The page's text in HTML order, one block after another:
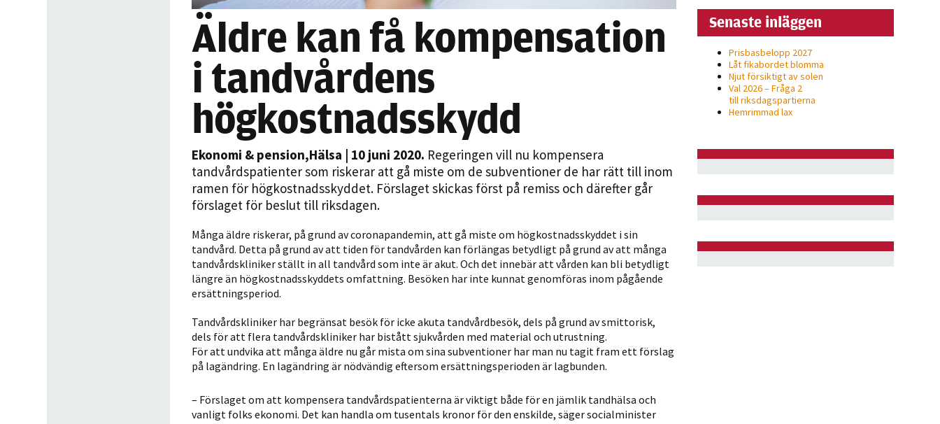
Äldre kan få kompensation
i tandvårdens
högkostnadsskydd
Ekonomi & pension,Hälsa | 10 juni 2020. Regeringen vill nu kompensera
tandvårdspatienter som riskerar att gå miste om de subventioner de har rätt till inom
ramen för högkostnadsskyddet. Förslaget skickas först på remiss och därefter går
förslaget för beslut till riksdagen.
Många äldre riskerar, på grund av coronapandemin, att gå miste om högkostnadsskyddet i sin
tandvård. Detta på grund av att tiden för tandvården kan förlängas betydligt på grund av att många
tandvårdskliniker ställt in all tandvård som inte är akut. Och det innebär att vården kan bli betydligt
längre än högkostnadsskyddets omfattning. Besöken har inte kunnat genomföras inom pågående
ersättningsperiod.
Tandvårdskliniker har begränsat besök för icke akuta tandvårdbesök, dels på grund av smittorisk,
dels för att flera tandvårdskliniker har bistått sjukvården med material och utrustning.
För att undvika att många äldre nu går mista om sina subventioner har man nu tagit fram ett förslag
på lagändring. En lagändring är nödvändig eftersom ersättningsperioden är lagbunden.
– Förslaget om att kompensera tandvårdspatienterna är viktigt både för en jämlik tandhälsa och
vanligt folks ekonomi. Det kan handla om tusentals kronor för den enskilde, säger socialminister
Senaste inläggen
Prisbasbelopp 2027
Låt fikabordet blomma
Njut försiktigt av solen
Val 2026 – Fråga 2
till riksdagspartierna
Hemrimmad lax
behövs för
att hemsidan
över huvud
taget ska
Statistik
kunna
förbättra
hemsidans
uppbyggnad,
baserat på
hur hemsidan
Upplevelse
För att vår
prestera så
bra som